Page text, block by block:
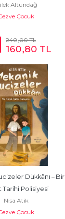
Altundağ
Çocuk
240,00TL
160,80 TL
Dükkânı – Bir
Tarihi Polisiyesi
Nisa Atik
Çocuk